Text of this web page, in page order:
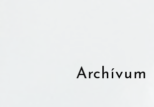
Archívum